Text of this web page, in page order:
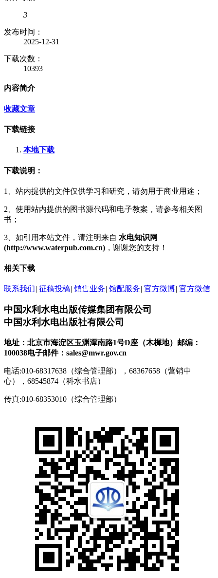
3
发布时间：
2025-12-31
下载次数：
10393
内容简介
收藏文章
下载链接
本地下载
下载说明：
1、站内提供的文件仅供学习和研究，请勿用于商业用途；
2、使用站内提供的图书源代码和电子教案，请参考相关图
书；
3、如引用本站文件，请注明来自 水电知识网
(http://www.waterpub.com.cn) ，谢谢您的支持！
相关下载
联系我们| 征稿投稿| 销售业务| 馆配服务| 官方微博| 官方微信
中国水利水电出版传媒集团有限公司
中国水利水电出版社有限公司
地址：北京市海淀区玉渊潭南路1号D座（木樨地） 邮编：
100038电子邮件：sales@mwr.gov.cn
电话:010-68317638（综合管理部），68367658（营销中
心），68545874（科水书店）
传真:010-68353010（综合管理部）